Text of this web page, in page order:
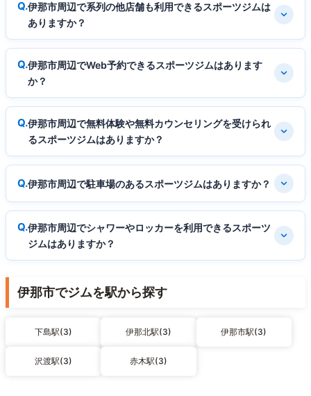
伊那市周辺で系列の他店舗も利用できるスポーツジムは
ありますか？
伊那市周辺でWeb予約できるスポーツジムはあります
か？
伊那市周辺で無料体験や無料カウンセリングを受けられ
るスポーツジムはありますか？
伊那市周辺で駐車場のあるスポーツジムはありますか？
伊那市周辺でシャワーやロッカーを利用できるスポーツ
ジムはありますか？
伊那市でジムを駅から探す
下島駅(3) 伊那北駅(3) 伊那市駅(3)
沢渡駅(3) 赤木駅(3)